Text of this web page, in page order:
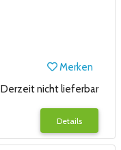
Merken
Derzeit nicht lieferbar
Details